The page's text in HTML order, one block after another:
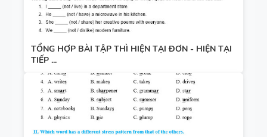
TỔNG HỢP BÀI TẬP THÌ HIỆN TẠI ĐƠN - HIỆN TẠI
TIẾP ...